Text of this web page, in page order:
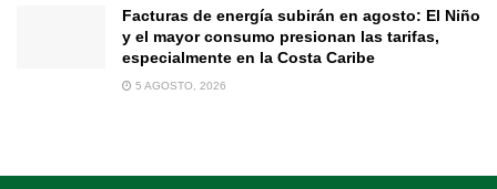
Facturas de energía subirán en agosto: El Niño
y el mayor consumo presionan las tarifas,
especialmente en la Costa Caribe
5 AGOSTO, 2026